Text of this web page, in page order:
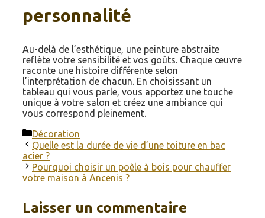
personnalité
Au-delà de l’esthétique, une peinture abstraite
reflète votre sensibilité et vos goûts. Chaque œuvre
raconte une histoire différente selon
l’interprétation de chacun. En choisissant un
tableau qui vous parle, vous apportez une touche
unique à votre salon et créez une ambiance qui
vous correspond pleinement.
Catégories
Décoration
Quelle est la durée de vie d’une toiture en bac
acier ?
Pourquoi choisir un poêle à bois pour chauffer
votre maison à Ancenis ?
Laisser un commentaire